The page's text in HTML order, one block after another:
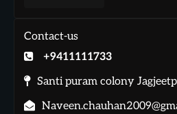
Contact-us
+9411111733
Santi puram colony